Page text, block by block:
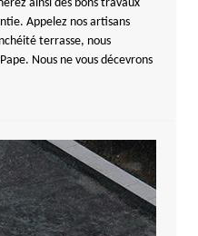
ainsi des bons travaux
Appelez nos artisans
terrasse, nous
Nous ne vous décevrons